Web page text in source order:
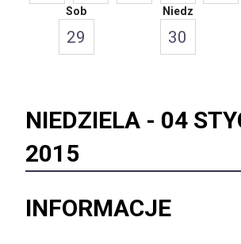
Sob
29
Niedz
30
NIEDZIELA - 04
2015
INFORMACJE